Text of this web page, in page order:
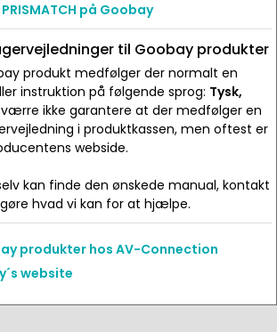
PRISMATCH på Goobay
til Goobay produkter
produkt medfølger der normalt en
instruktion på følgende sprog: Tysk,
ikke garantere at der medfølger en
i produktkassen, men oftest er
webside.
kan finde den ønskede manual, kontakt
hvad vi kan for at hjælpe.
produkter hos AV-Connection
website